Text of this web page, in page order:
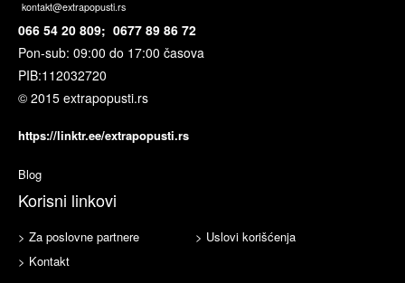
kontakt@extrapopusti.rs
066 54 20 809; 0677 89 86 72
Pon-sub: 09:00 do 17:00 časova
PIB:112032720
© 2015 extrapopusti.rs
https://linktr.ee/extrapopusti.rs
Blog
Korisni linkovi
> Za poslovne partnere
> Uslovi korišćenja
> Kontakt